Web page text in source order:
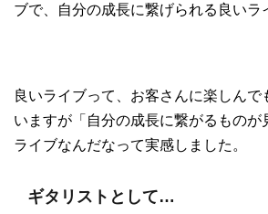
ブで、自分の成長に繋げられる良いラ
良いライブって、お客さんに楽しんで
いますが「自分の成長に繋がるものが
ライブなんだなって実感しました。
ギタリストとして…